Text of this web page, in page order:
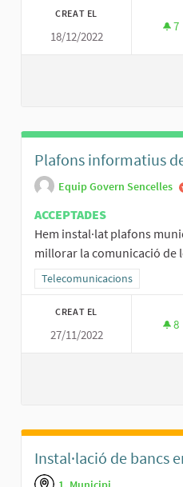
CREAT EL
18/12/2022
7
Plafons informatius
Equip Govern Sencelles
ACCEPTADES
Hem instal·lat plafons
millorar la comunicació de
Resultats al filtrar per la
Telecomunicacions
CREAT EL
27/11/2022
8
Instal·lació de bancs